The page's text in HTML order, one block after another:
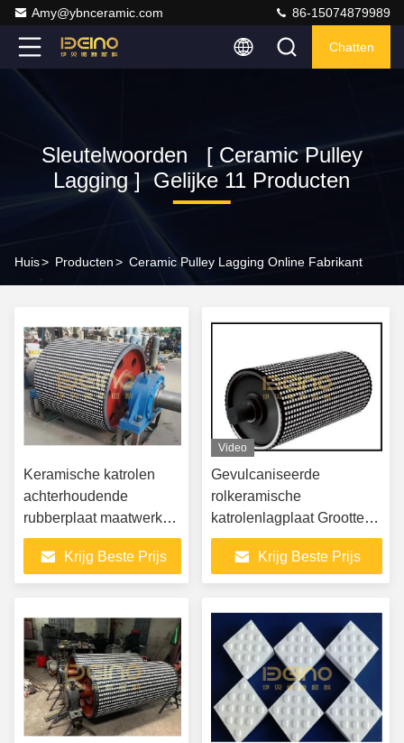
Amy@ybnceramic.com 86-15074879989
Chatten
Sleutelwoorden [ Ceramic Pulley
Lagging ] Gelijke 11 Producten
Huis> Producten> Ceramic Pulley Lagging Online Fabrikant
Keramische katrolen
achterhoudende
rubberplaat maatwerk
Keramische
achterhoudende plaat
Krijg Beste Prijs
Video
Gevulcaniseerde
rolkeramische
katrolenlagplaat Grootte
20 mm
Krijg Beste Prijs